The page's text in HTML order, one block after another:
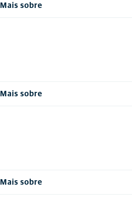
Mais sobre
Mais sobre
Mais sobre